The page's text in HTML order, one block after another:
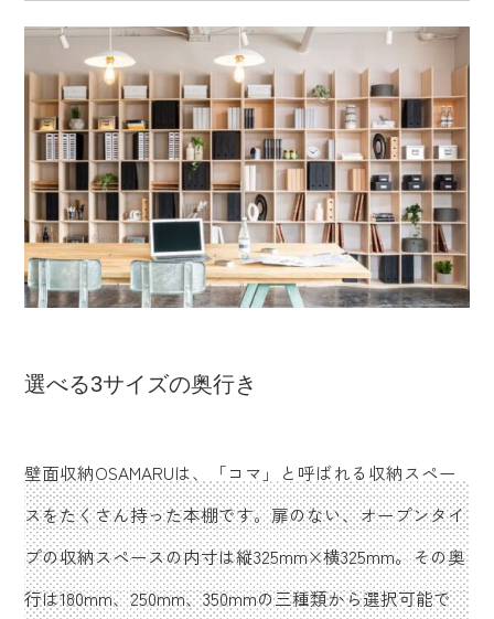
選べる3サイズの奥行き
壁面収納OSAMARUは、「コマ」と呼ばれる収納スペー
スをたくさん持った本棚です。扉のない、オープンタイ
プの収納スペースの内寸は縦325mm×横325mm。その奥
行は180mm、250mm、350mmの三種類から選択可能で